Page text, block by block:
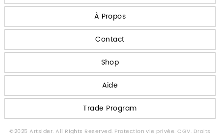
À Propos
Contact
Shop
Aide
Trade Program
©2025 Artsider. All Rights Reserved. Protection vie privée.CGV. Droits